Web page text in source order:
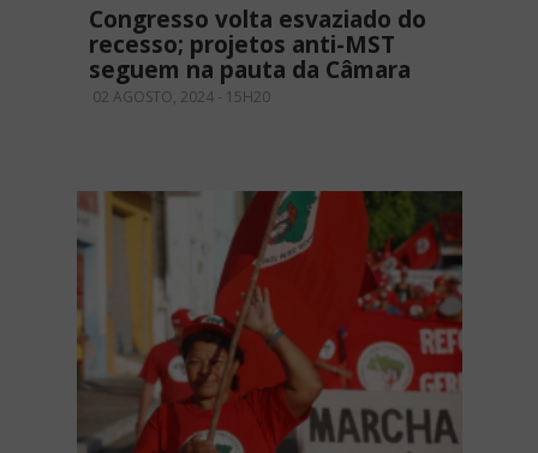
Congresso volta esvaziado do
recesso; projetos anti-MST
seguem na pauta da Câmara
02 AGOSTO, 2024 - 15H20